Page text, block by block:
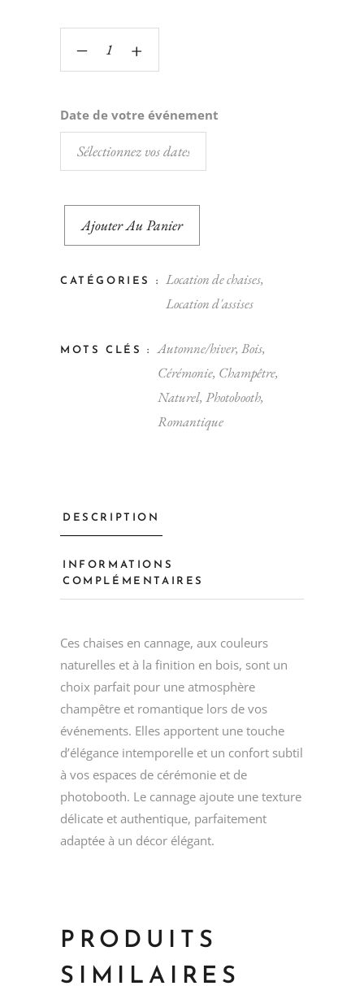
‒ +
Date de votre événement
Ajouter Au Panier
CATÉGORIES : Location de chaises,
Location d'assises
MOTS CLÉS : Automne/hiver, Bois,
Cérémonie, Champêtre,
Naturel, Photobooth,
Romantique
DESCRIPTION
INFORMATIONS
COMPLÉMENTAIRES
Ces chaises en cannage, aux couleurs
naturelles et à la finition en bois, sont un
choix parfait pour une atmosphère
champêtre et romantique lors de vos
événements. Elles apportent une touche
d’élégance intemporelle et un confort subtil
à vos espaces de cérémonie et de
photobooth. Le cannage ajoute une texture
délicate et authentique, parfaitement
adaptée à un décor élégant.
PRODUITS
SIMILAIRES